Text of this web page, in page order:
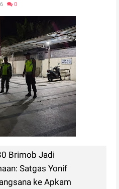
0
Brimob Jadi
Satgas Yonif
ke Apkam